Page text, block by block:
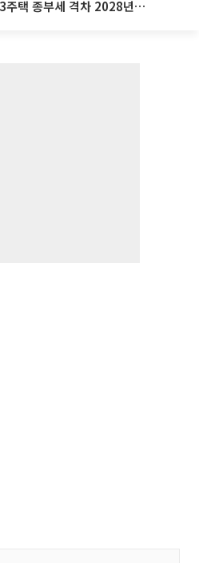
종부세 개편에도…1·3주택 종부세 격차 2028년부터 확대